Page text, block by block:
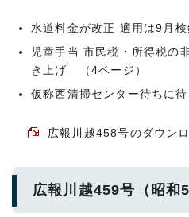
水道料金が改正 適用は9月
児童手当 市民税・所得税の
き上げ （4ページ）
仮称西清掃センター待ちに
広報川越458号のダウン
広報川越459号（昭和